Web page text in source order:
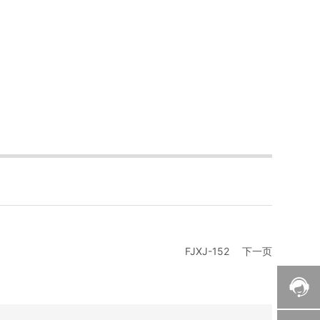
FJXJ-152 下一页